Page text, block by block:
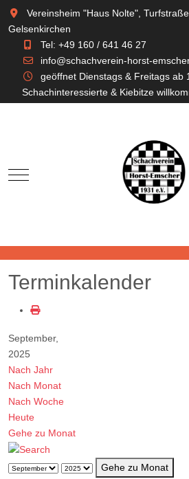
Vereinsheim "Haus Nolte",
Gelsenkirchen
Tel: +49 160 / 641 46 27
info@schachverein-horst-
geöffnet Dienstags & Freitags ab
Schachinteressierte & Kiebitze
Mobile Menu Toggle
Terminkalender
September,
2025
Nach Jahr
Nach Monat
Nach Woche
Heute
Gehe zu Monat
Gehe zu Monat